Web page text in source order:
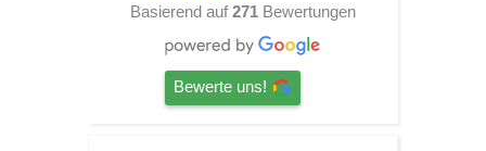
Basierend auf 271 Bewertungen
Bewerte uns!